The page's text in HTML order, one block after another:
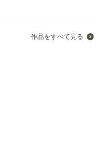
作品をすべて見る